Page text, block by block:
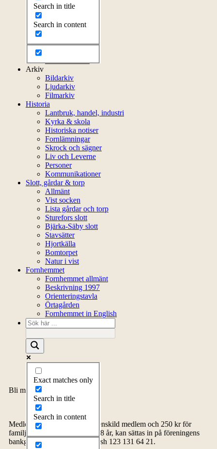
Search in title
Search in content
Årsprogram
Styrelsen
Litteratur
Arkiv
Bildarkiv
Ljudarkiv
Filmarkiv
Historia
Lantbruk, handel, industri
Kyrka & skola
Historiska notiser
Fornlämningar
Skrock och sägner
Liv och Leverne
Personer
Kommunikationer
Slott, gårdar & torp
Allmänt
Vist socken
Lista gårdar och torp
Sturefors slott
Bjärka-Säby slott
Stavsätter
Hjortkälla
Bomtorpet
Natur i vist
Fornhemmet
Fornhemmet allmänt
Beskrivning 1997
Orienteringstavla
Örtagården
Fornhemmet in English
Exact matches only
Search in title
Search in content
Bli medlem
Medlemsavgiften, 150 kr för enskild medlem och 250 kr för
familj inklusive barn upp till 18 år, kan sättas in på föreningens
bankgiro 5278-4576 eller Swish 123 131 64 21.